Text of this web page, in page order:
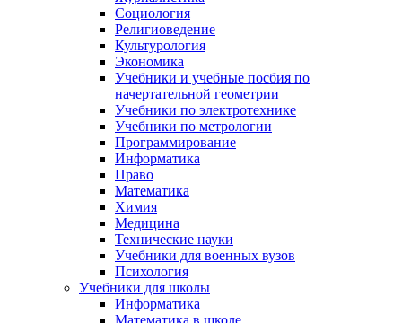
Социология
Религиоведение
Культурология
Экономика
Учебники и учебные посбия по
начертательной геометрии
Учебники по электротехнике
Учебники по метрологии
Программирование
Информатика
Право
Математика
Химия
Медицина
Технические науки
Учебники для военных вузов
Психология
Учебники для школы
Информатика
Математика в школе